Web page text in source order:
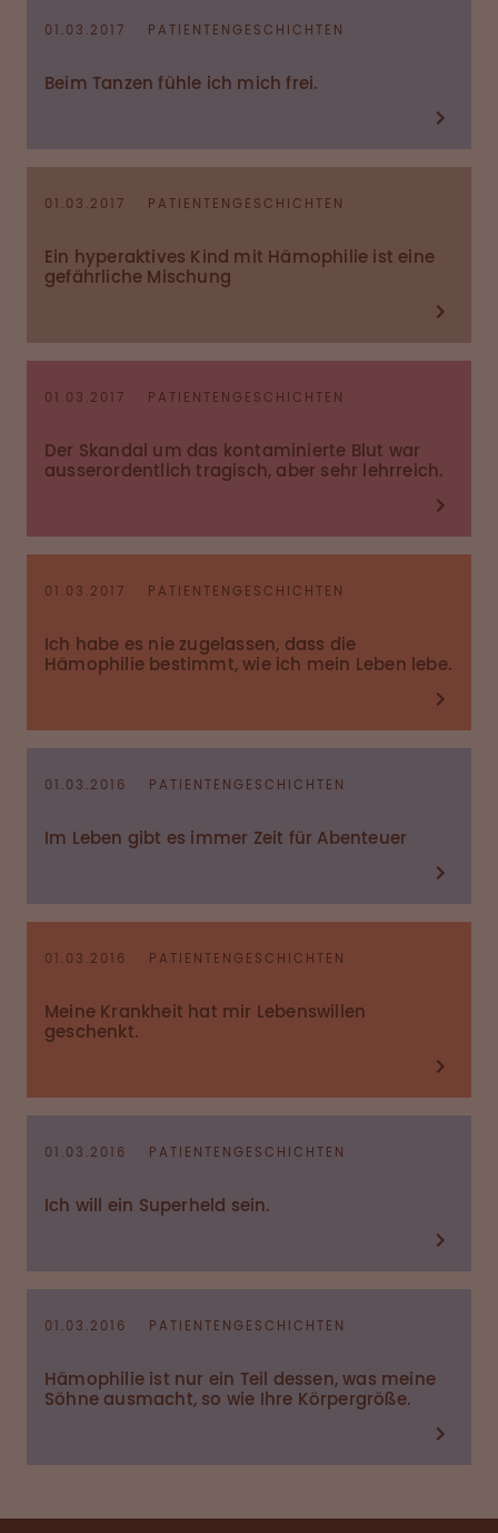
01.03.2017 PATIENTENGESCHICHTEN
Beim Tanzen fühle ich mich frei.
01.03.2017 PATIENTENGESCHICHTEN
Ein hyperaktives Kind mit Hämophilie ist eine
gefährliche Mischung
01.03.2017 PATIENTENGESCHICHTEN
Der Skandal um das kontaminierte Blut war
ausserordentlich tragisch, aber sehr lehrreich.
01.03.2017 PATIENTENGESCHICHTEN
Ich habe es nie zugelassen, dass die
Hämophilie bestimmt, wie ich mein Leben lebe.
01.03.2016 PATIENTENGESCHICHTEN
Im Leben gibt es immer Zeit für Abenteuer
01.03.2016 PATIENTENGESCHICHTEN
Meine Krankheit hat mir Lebenswillen
geschenkt.
01.03.2016 PATIENTENGESCHICHTEN
Ich will ein Superheld sein.
01.03.2016 PATIENTENGESCHICHTEN
Hämophilie ist nur ein Teil dessen, was meine
Söhne ausmacht, so wie Ihre Körpergröße.